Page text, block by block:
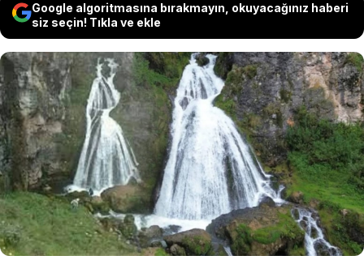
Google algoritmasına bırakmayın, okuyacağınız haberi
siz seçin! Tıkla ve ekle
Uzaktan bakıldığında gelinlik giymiş bir
kadın silüetini andıran Catarata de la Novia
şelalesi, sosyal medyadaki yeni
görüntülerin ardından dünya çapında
yoğun ilgi görüyor.